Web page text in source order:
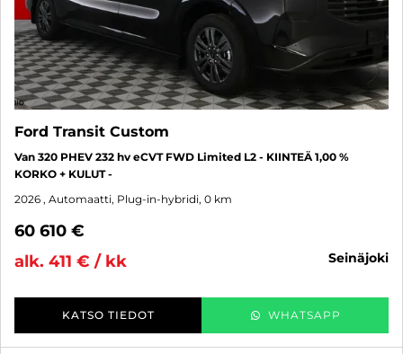
Ford Transit Custom
Van 320 PHEV 232 hv eCVT FWD Limited L2 - KIINTEÄ 1,00 %
KORKO + KULUT -
2026 , Automaatti, Plug-in-hybridi, 0 km
60 610 €
alk. 411 € / kk
seinäjoki
KATSO TIEDOT WHATSAPP